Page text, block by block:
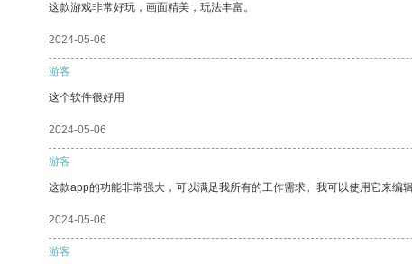
这款游戏非常好玩，画面精美，玩法丰富。
2024-05-06
游客
这个软件很好用
2024-05-06
游客
这款app的功能非常强大，可以满足我所有的工作需求。我可以使用它来编
2024-05-06
游客